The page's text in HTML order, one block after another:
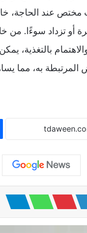
عند الحاجة،
أو تزداد سوءًا. من
بالتغذية،
المرتبطة به، مما